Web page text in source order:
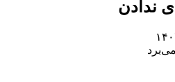
ندادن